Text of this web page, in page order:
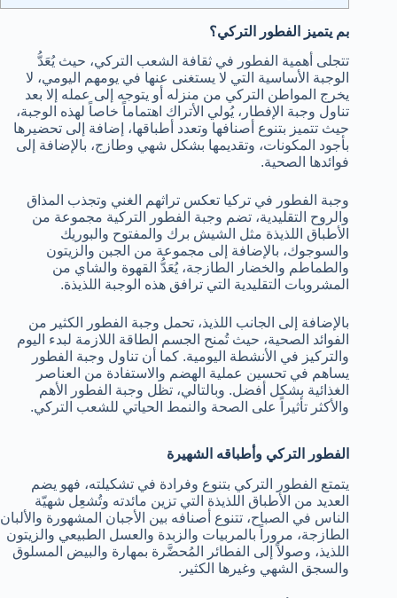
بم يتميز الفطور التركي؟
تتجلى أهمية الفطور في ثقافة الشعب التركي، حيث يُعَدُّ
الوجبة الأساسية التي لا يستغنى عنها في يومهم اليومي، لا
يخرج المواطن التركي من منزله أو يتوجه إلى عمله إلا بعد
تناول وجبة الإفطار، يُولي الأتراك اهتماماً خاصاً لهذه الوجبة،
حيث تتميز بتنوع أصنافها وتعدد أطباقها، إضافة إلى تحضيرها
بأجود المكونات، وتقديمها بشكل شهي وطازج، بالإضافة إلى
فوائدها الصحية.
وجبة الفطور في تركيا تعكس تراثهم الغني وتجذب المذاق
والروح التقليدية، تضم وجبة الفطور التركية مجموعة من
الأطباق اللذيذة مثل الشيش برك والمفتوح والبوريك
والسوجوك، بالإضافة إلى مجموعة من الجبن والزيتون
والطماطم والخضار الطازجة، يُعَدُّ القهوة والشاي من
المشروبات التقليدية التي ترافق هذه الوجبة اللذيذة.
بالإضافة إلى الجانب اللذيذ، تحمل وجبة الفطور الكثير من
الفوائد الصحية، حيث تُمنح الجسم الطاقة اللازمة لبدء اليوم
والتركيز في الأنشطة اليومية. كما أن تناول وجبة الفطور
يساهم في تحسين عملية الهضم والاستفادة من العناصر
الغذائية بشكل أفضل. وبالتالي، تظل وجبة الفطور الأهم
والأكثر تأثيراً على الصحة والنمط الحياتي للشعب التركي.
الفطور التركي وأطباقه الشهيرة
يتمتع الفطور التركي بتنوع وفرادة في تشكيلته، فهو يضم
العديد من الأطباق اللذيذة التي تزين مائدته وتُشعِل شهيّة
الناس في الصباح، تتنوع أصنافه بين الأجبان المشهورة والألبان
الطازجة، مروراً بالمربيات والزبدة والعسل الطبيعي والزيتون
اللذيذ، وصولاً إلى الفطائر المُحضَّرة بمهارة والبيض المسلوق
والسجق الشهي وغيرها الكثير.